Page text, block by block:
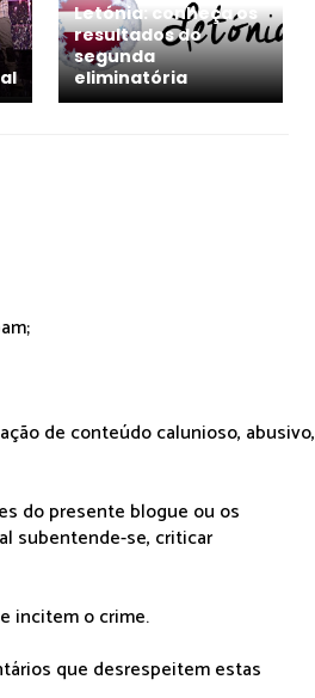
Letónia: conheça os
resultados do
segunda
eliminatória
de conteúdo calunioso, abusivo,
do presente blogue ou os
subentende-se, criticar
incitem o crime.
que desrespeitem estas